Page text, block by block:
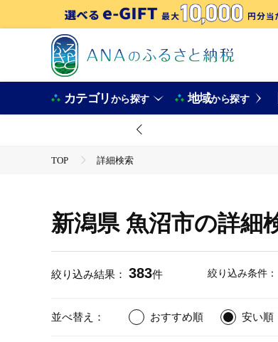
カテゴリから探す 地域から探す
TOP 詳細検索
新潟県 魚沼市の詳細
絞り込み結果： 383件 絞り込み条件：
並べ替え： おすすめ順 安い順